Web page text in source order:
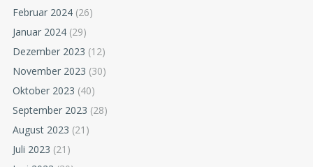
Februar 2024 (26)
Januar 2024 (29)
Dezember 2023 (12)
November 2023 (30)
Oktober 2023 (40)
September 2023 (28)
August 2023 (21)
Juli 2023 (21)